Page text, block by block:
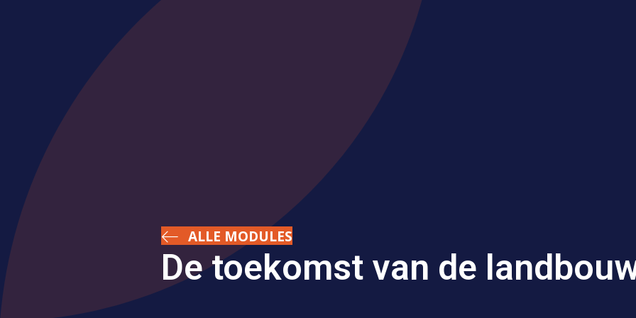
ALLE MODULES
De toekomst van de